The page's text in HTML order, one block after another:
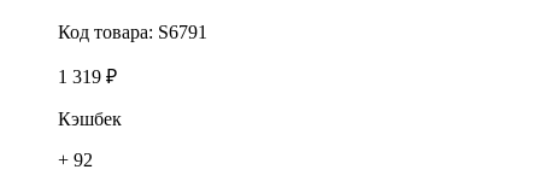
Код товара: S6791
1 319 ₽
Кэшбек
+ 92